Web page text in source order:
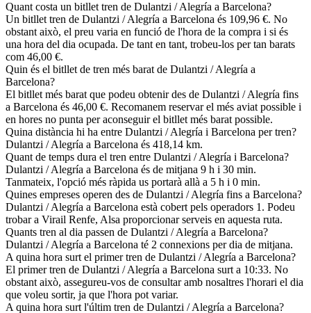
Quant costa un bitllet tren de Dulantzi / Alegría a Barcelona?
Un bitllet tren de Dulantzi / Alegría a Barcelona és 109,96 €. No
obstant això, el preu varia en funció de l'hora de la compra i si és
una hora del dia ocupada. De tant en tant, trobeu-los per tan barats
com 46,00 €.
Quin és el bitllet de tren més barat de Dulantzi / Alegría a
Barcelona?
El bitllet més barat que podeu obtenir des de Dulantzi / Alegría fins
a Barcelona és 46,00 €. Recomanem reservar el més aviat possible i
en hores no punta per aconseguir el bitllet més barat possible.
Quina distància hi ha entre Dulantzi / Alegría i Barcelona per tren?
Dulantzi / Alegría a Barcelona és 418,14 km.
Quant de temps dura el tren entre Dulantzi / Alegría i Barcelona?
Dulantzi / Alegría a Barcelona és de mitjana 9 h i 30 min.
Tanmateix, l'opció més ràpida us portarà allà a 5 h i 0 min.
Quines empreses operen des de Dulantzi / Alegría fins a Barcelona?
Dulantzi / Alegría a Barcelona està cobert pels operadors 1. Podeu
trobar a Virail Renfe, Alsa proporcionar serveis en aquesta ruta.
Quants tren al dia passen de Dulantzi / Alegría a Barcelona?
Dulantzi / Alegría a Barcelona té 2 connexions per dia de mitjana.
A quina hora surt el primer tren de Dulantzi / Alegría a Barcelona?
El primer tren de Dulantzi / Alegría a Barcelona surt a 10:33. No
obstant això, assegureu-vos de consultar amb nosaltres l'horari el dia
que voleu sortir, ja que l'hora pot variar.
A quina hora surt l'últim tren de Dulantzi / Alegría a Barcelona?